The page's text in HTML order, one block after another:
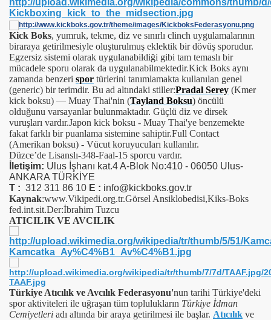
Kick Boks, yumruk, tekme, diz ve sınırlı clinch uygulamalarının
biraraya getirilmesiyle oluşturulmuş eklektik bir dövüş sporudur.
Egzersiz sistemi olarak uygulanabildiği gibi tam temaslı bir
mücadele sporu olarak da uygulanabilmektedir.Kick Boks aynı
zamanda benzeri spor türlerini tanımlamakta kullanılan genel
(generic) bir terimdir. Bu ad altındaki stiller:Pradal Serey (Kmer
kick boksu) — Muay Thai'nin (Tayland Boksu) öncülü
olduğunu varsayanlar bulunmaktadır. Güçlü diz ve dirsek
vuruşları vardır.Japon kick boksu - Muay Thai'ye benzemekte
fakat farklı bir puanlama sistemine sahiptir.Full Contact
(Amerikan boksu) - Vücut koruyucuları kullanılır.
Düzce’de Lisanslı-348-Faal-15 sporcu vardır.
İletişim: Ulus İşhanı kat.4 A-Blok No:410 - 06050 Ulus-
ANKARA TÜRKİYE
T : 312 311 86 10 E : info@kickboks.gov.tr
Kaynak:www.Vikipedi.org.tr.Görsel Ansiklobedisi,Kiks-Boks
fed.int.sit.Der:İbrahim Tuzcu
ATICILIK VE AVCILIK
Türkiye Atıcılık ve Avcılık Federasyonu'nun tarihi Türkiye'deki
spor aktiviteleri ile uğraşan tüm toplulukların Türkiye İdman
Cemiyetleri adı altında bir araya getirilmesi ile başlar. Atıcılık ve